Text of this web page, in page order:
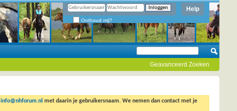
Help
Onthoud mij?
Geavanceerd Zoeken
info@nhforum.nl met daarin je gebruikersnaam. We nemen dan contact met je